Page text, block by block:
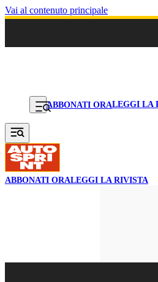
Vai al contenuto principale
ABBONATI ORALEGGI LA
ABBONATI ORALEGGI LA RIVISTA